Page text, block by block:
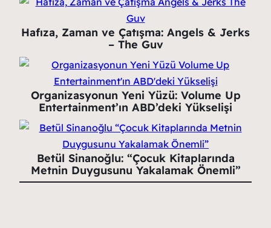
Hafıza, Zaman ve Çatışma: Angels & Jerks
– The Guv
Organizasyonun Yeni Yüzü: Volume Up
Entertainment’ın ABD’deki Yükselişi
Betül Sinanoğlu: “Çocuk Kitaplarında
Metnin Duygusunu Yakalamak Önemli”